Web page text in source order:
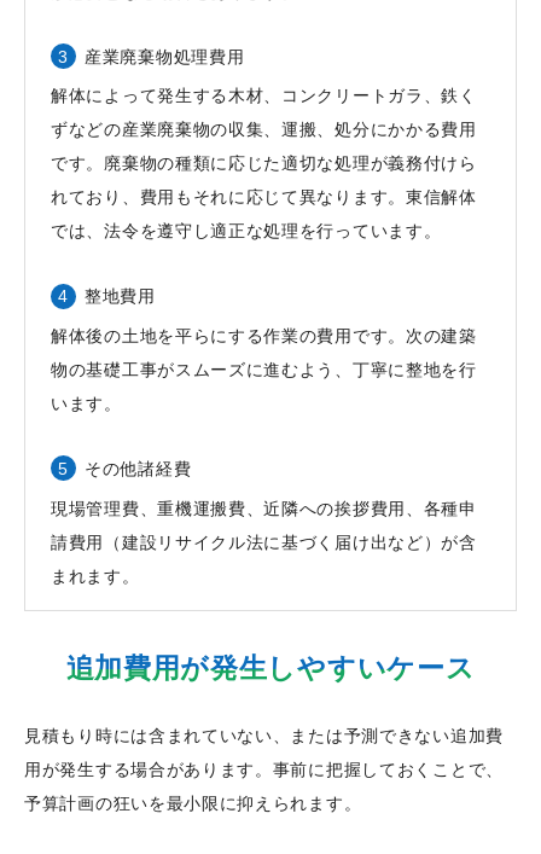
産業廃棄物処理費用
解体によって発生する木材、コンクリートガラ、鉄く
ずなどの産業廃棄物の収集、運搬、処分にかかる費用
です。廃棄物の種類に応じた適切な処理が義務付けら
れており、費用もそれに応じて異なります。東信解体
では、法令を遵守し適正な処理を行っています。
整地費用
解体後の土地を平らにする作業の費用です。次の建築
物の基礎工事がスムーズに進むよう、丁寧に整地を行
います。
その他諸経費
現場管理費、重機運搬費、近隣への挨拶費用、各種申
請費用（建設リサイクル法に基づく届け出など）が含
まれます。
追加費用が発生しやすいケース
見積もり時には含まれていない、または予測できない追加費
用が発生する場合があります。事前に把握しておくことで、
予算計画の狂いを最小限に抑えられます。